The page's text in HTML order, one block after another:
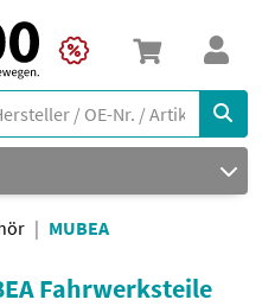
MUBEA
Fahrwerksteile